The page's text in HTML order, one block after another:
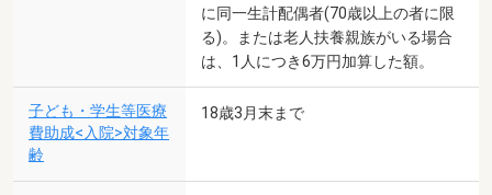
に同一生計配偶者(70歳以上の者に限
る)。または老人扶養親族がいる場合
は、1人につき6万円加算した額。
子ども・学生等医療
費助成<入院>対象年
齢
18歳3月末まで